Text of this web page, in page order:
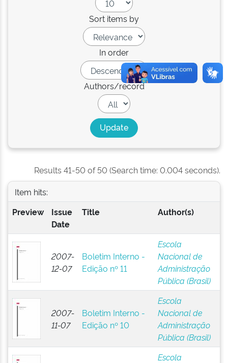
Sort items by
In order
Authors/record
Results 41-50 of 50 (Search time: 0.004 seconds).
Item hits:
Preview
Issue
Date
Title Author(s)
2007-
12-07
Boletim Interno -
Edição nº 11
Escola
Nacional de
Administração
Pública (Brasil)
2007-
11-07
Boletim Interno -
Edição nº 10
Escola
Nacional de
Administração
Pública (Brasil)
Escola